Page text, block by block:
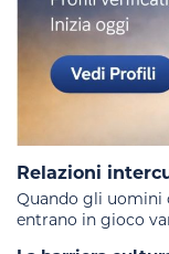
Relazioni
Quando gli uomini
entrano in gioco